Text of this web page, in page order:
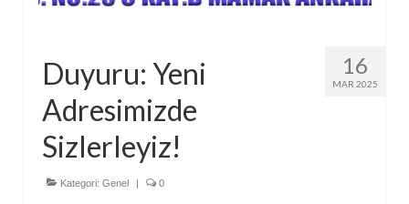
16
MAR 2025
Duyuru: Yeni
Adresimizde
Sizlerleyiz!
Kategori: Genel | 0